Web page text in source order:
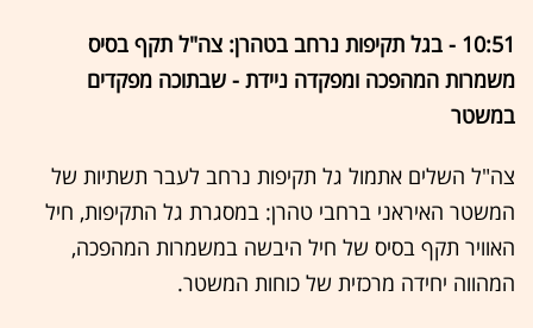
10:51 - בגל תקיפות נרחב בטהרן: צה"ל תקף בסיס
משמרות המהפכה ומפקדה ניידת - שבתוכה מפקדים
במשטר
צה"ל השלים אתמול גל תקיפות נרחב לעבר תשתיות של
המשטר האיראני ברחבי טהרן: במסגרת גל התקיפות, חיל
האוויר תקף בסיס של חיל היבשה במשמרות המהפכה,
המהווה יחידה מרכזית של כוחות המשטר.